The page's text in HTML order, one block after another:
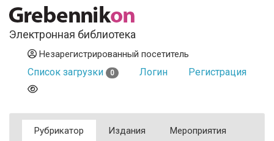
Электронная библиотека
Незарегистрированный посетитель
Список загрузки 0 Логин Регистрация
Рубрикатор Издания Мероприятия